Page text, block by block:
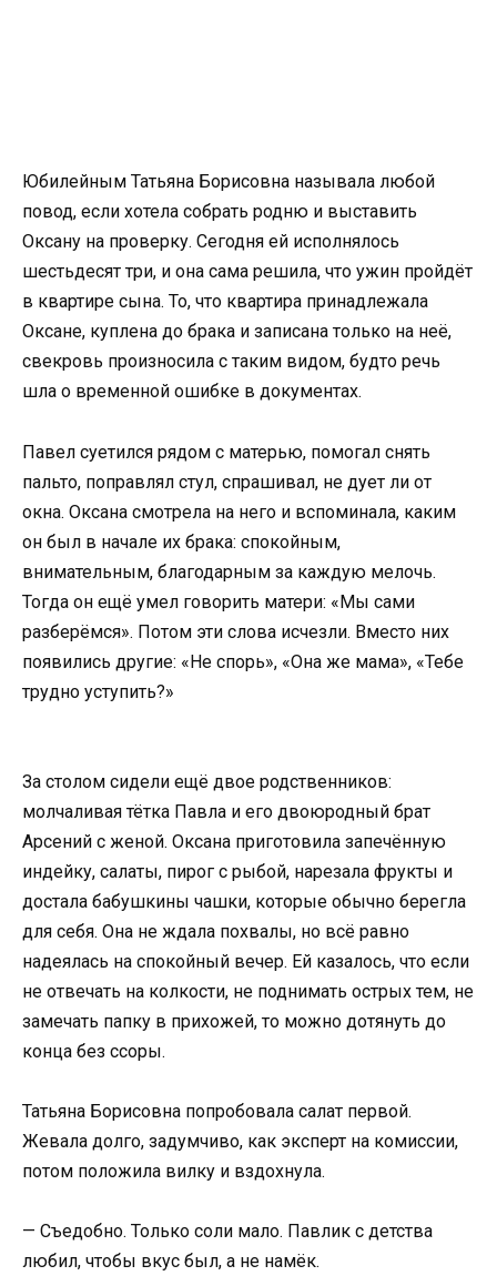
Юбилейным Татьяна Борисовна называла любой
повод, если хотела собрать родню и выставить
Оксану на проверку. Сегодня ей исполнялось
шестьдесят три, и она сама решила, что ужин пройдёт
в квартире сына. То, что квартира принадлежала
Оксане, куплена до брака и записана только на неё,
свекровь произносила с таким видом, будто речь
шла о временной ошибке в документах.
Павел суетился рядом с матерью, помогал снять
пальто, поправлял стул, спрашивал, не дует ли от
окна. Оксана смотрела на него и вспоминала, каким
он был в начале их брака: спокойным,
внимательным, благодарным за каждую мелочь.
Тогда он ещё умел говорить матери: «Мы сами
разберёмся». Потом эти слова исчезли. Вместо них
появились другие: «Не спорь», «Она же мама», «Тебе
трудно уступить?»
За столом сидели ещё двое родственников:
молчаливая тётка Павла и его двоюродный брат
Арсений с женой. Оксана приготовила запечённую
индейку, салаты, пирог с рыбой, нарезала фрукты и
достала бабушкины чашки, которые обычно берегла
для себя. Она не ждала похвалы, но всё равно
надеялась на спокойный вечер. Ей казалось, что если
не отвечать на колкости, не поднимать острых тем, не
замечать папку в прихожей, то можно дотянуть до
конца без ссоры.
Татьяна Борисовна попробовала салат первой.
Жевала долго, задумчиво, как эксперт на комиссии,
потом положила вилку и вздохнула.
— Съедобно. Только соли мало. Павлик с детства
любил, чтобы вкус был, а не намёк.